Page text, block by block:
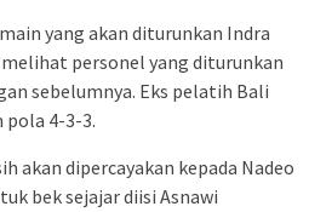
yang akan diturunkan Indra
personel yang diturunkan
sebelumnya. Eks pelatih Bali
4-3-3.
akan dipercayakan kepada Nadeo
bek sejajar diisi Asnawi